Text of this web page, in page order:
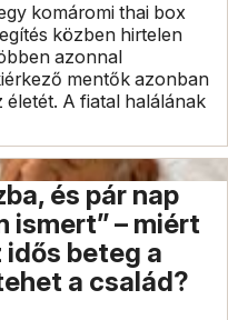
komáromi thai box
közben hirtelen
azonnal
mentők azonban
életét. A fiatal halálának
és pár nap
ismert” – miért
beteg a
a család?